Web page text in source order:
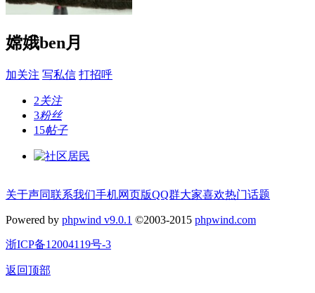
嫦娥ben月
加关注 写私信 打招呼
2关注
3粉丝
15帖子
关于声同联系我们手机网页版QQ群大家喜欢热门话题
Powered by phpwind v9.0.1 ©2003-2015 phpwind.com
浙ICP备12004119号-3
返回顶部